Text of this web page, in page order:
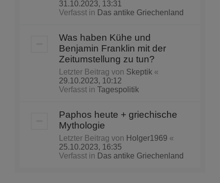
31.10.2023, 13:31
Verfasst in Das antike Griechenland
Was haben Kühe und
Benjamin Franklin mit der
Zeitumstellung zu tun?
Letzter Beitrag von Skeptik «
29.10.2023, 10:12
Verfasst in Tagespolitik
Paphos heute + griechische
Mythologie
Letzter Beitrag von Holger1969 «
25.10.2023, 16:35
Verfasst in Das antike Griechenland